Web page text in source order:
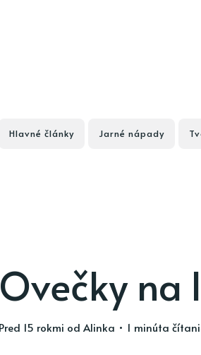
Hlavné články Jarné nápady
Ovečky na
pred 15 rokmi od Alinka • 1 minúta